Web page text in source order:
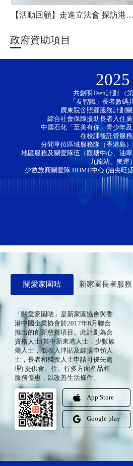
【活動回顧】走進立法會 探訪港科大——新家園協會「香江研學・少年探知」香港一日團圓滿舉行
政府資助項目
2025
共創明Teen計劃 （第
「友智識」長者數碼
廣東院舍照顧服務計劃
綜合社會保障援助長者入住
中國石化「至美有你」青少年
在校課後託管服務
分間單位區域服務隊（香港島）
地區服務及關愛隊伍（觀塘中心、油
九龍站、奧運）
少數族裔關愛隊 HOME中心 (油尖旺)
關愛家園咭 新家園長者服務
「關愛家園咭」是新家園協會與香
港中國企業协會於2017年6月聯合
推出的創新慈善項目。此計劃為合
資格人士(其中新來港人士，少數族
裔人士，低收入津貼及綜援申領人
士，長者和殘疾人士申請可優先處
理) 提供食、住、行多方面產品和
服務優惠，以改善生活條件。
App Store
Google play